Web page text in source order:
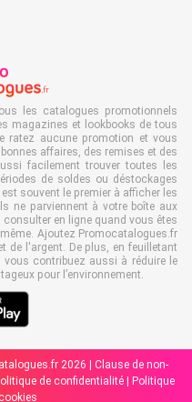
les catalogues promotionnels
magazines et lookbooks de tous
ratez aucune promotion et vous
affaires, des remises et des
facilement trouver toutes les
de soldes ou déstockages
souvent le premier à afficher les
ne parviennent à votre boîte aux
en ligne quand vous êtes
Ajoutez Promocatalogues.fr
de l'argent. De plus, en feuilletant
contribuez aussi à réduire le
pour l’environnement.
2026 | Clause de non-
de confidentialité | Politique